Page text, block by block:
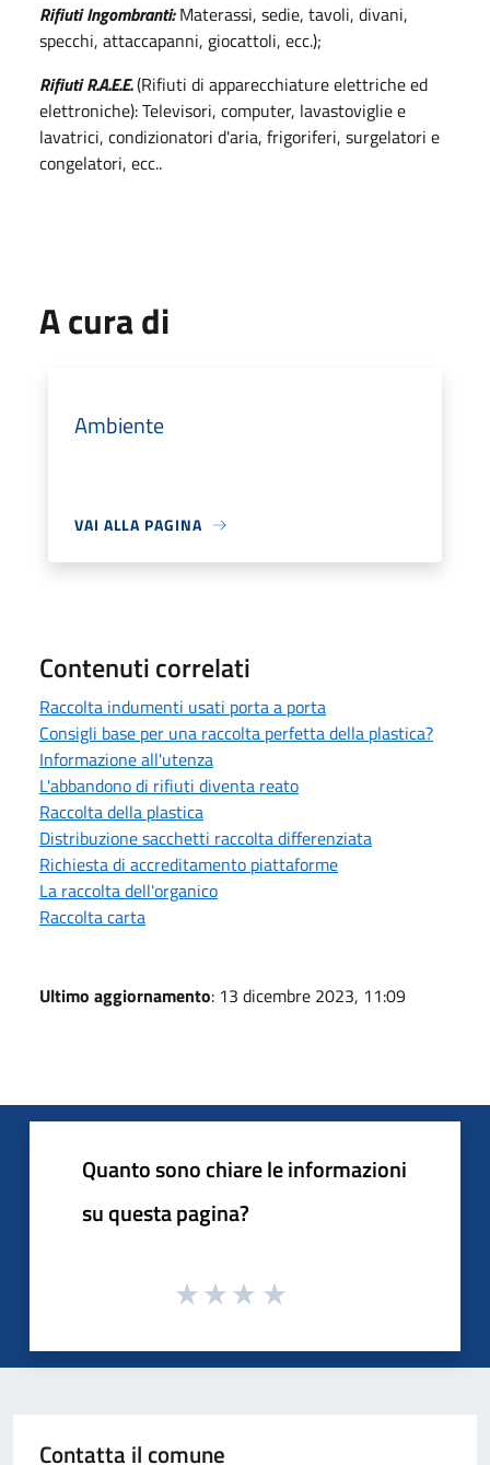
Rifiuti Ingombranti:Materassi, sedie, tavoli, divani,
specchi, attaccapanni, giocattoli, ecc.);
Rifiuti R.A.E.E.(Rifiuti di apparecchiature elettriche ed
elettroniche): Televisori, computer, lavastoviglie e
lavatrici, condizionatori d'aria, frigoriferi, surgelatori e
congelatori, ecc..
A cura di
Ambiente
VAI ALLA PAGINA
Contenuti correlati
Raccolta indumenti usati porta a porta
Consigli base per una raccolta perfetta della plastica?
Informazione all'utenza
L'abbandono di rifiuti diventa reato
Raccolta della plastica
Distribuzione sacchetti raccolta differenziata
Richiesta di accreditamento piattaforme
La raccolta dell'organico
Raccolta carta
Ultimo aggiornamento: 13 dicembre 2023, 11:09
Quanto sono chiare le informazioni
su questa pagina?
Contatta il comune